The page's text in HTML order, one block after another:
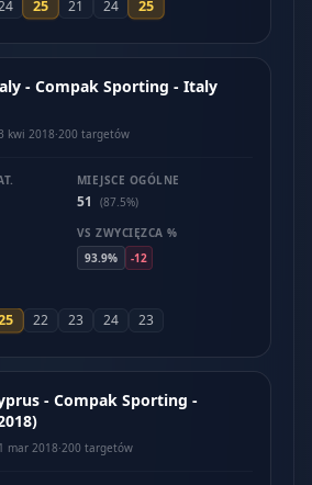
25 21 24 25
- Compak Sporting - Italy
kwi 2018·200 targetów
MIEJSCE OGÓLNE
51
(87.5%)
VS ZWYCIĘZCA %
93.9%
-12
22 23 24 23
- Compak Sporting -
mar 2018·200 targetów